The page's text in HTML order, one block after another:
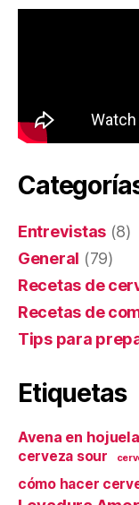
Entrevistas (8)
General (79)
Recetas de
Recetas de
Tips para
Etiquetas
Avena en
cerveza sour
cómo hacer